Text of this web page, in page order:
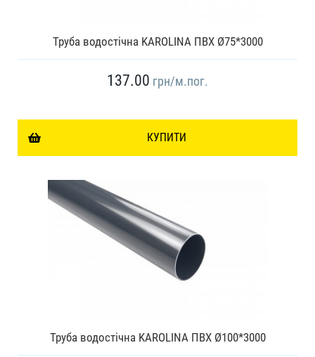
Труба водостічна KAROLINA ПВХ Ø75*3000
137.00 грн/м.пог.
КУПИТИ
Труба водостічна KAROLINA ПВХ Ø100*3000